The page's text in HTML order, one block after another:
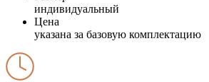
индивидуальный
Цена
указана за базовую комплектацию